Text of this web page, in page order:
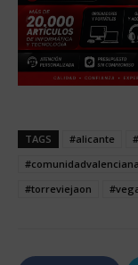
TAGS #alicante
#comunidadvalenciana
#torreviejaon